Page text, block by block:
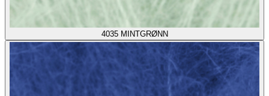
4035 MINTGRØNN